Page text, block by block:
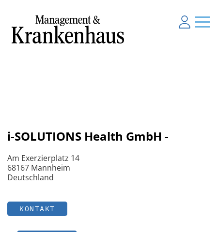
i-SOLUTIONS Health GmbH -
Am Exerzierplatz 14
68167 Mannheim
Deutschland
KONTAKT